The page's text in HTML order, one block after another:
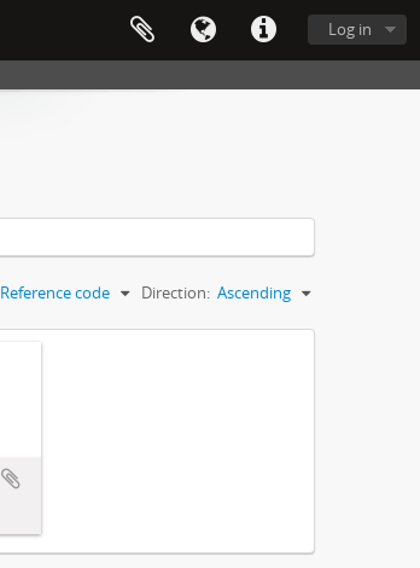
Log in
Reference code Direction: Ascending